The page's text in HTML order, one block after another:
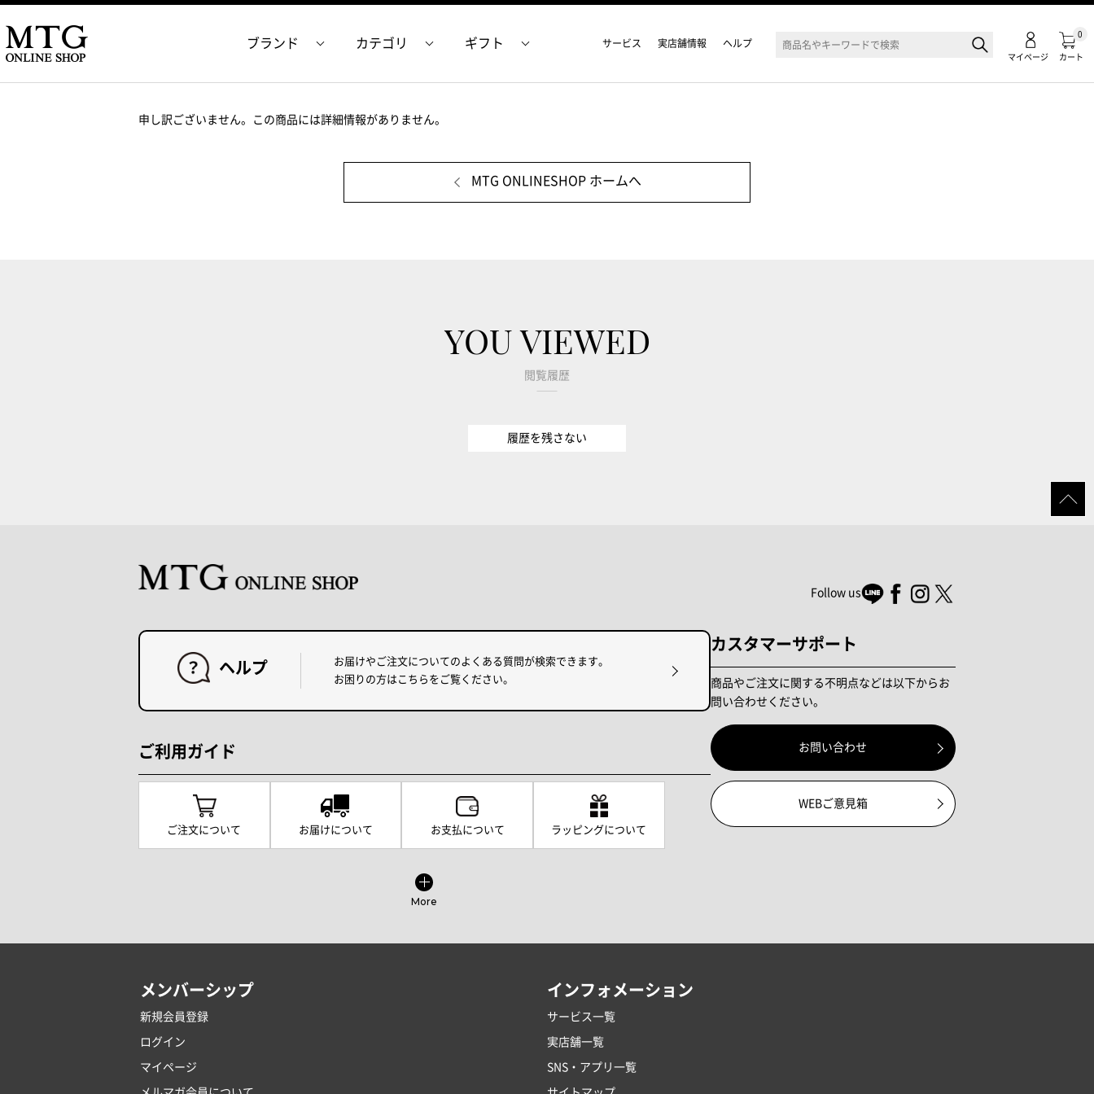
カート
0
マイページ
ブランド カテゴリ ギフト サービス 実店舗情報 ヘルプ
申し訳ございません。この商品には詳細情報がありません。
MTG ONLINESHOP ホームへ
YOU VIEWED
閲覧履歴
履歴を残さない
Follow us
ヘルプ
お届けやご注文についてのよくある質問が検索できます。
お困りの方はこちらをご覧ください。
ご利用ガイド
ご注文について お届けについて お支払について ラッピングについて
More
カスタマーサポート
商品やご注文に関する不明点などは以下からお
問い合わせください。
お問い合わせ
WEBご意見箱
メンバーシップ
新規会員登録
ログイン
マイページ
インフォメーション
サービス一覧
実店舗一覧
SNS・アプリ一覧